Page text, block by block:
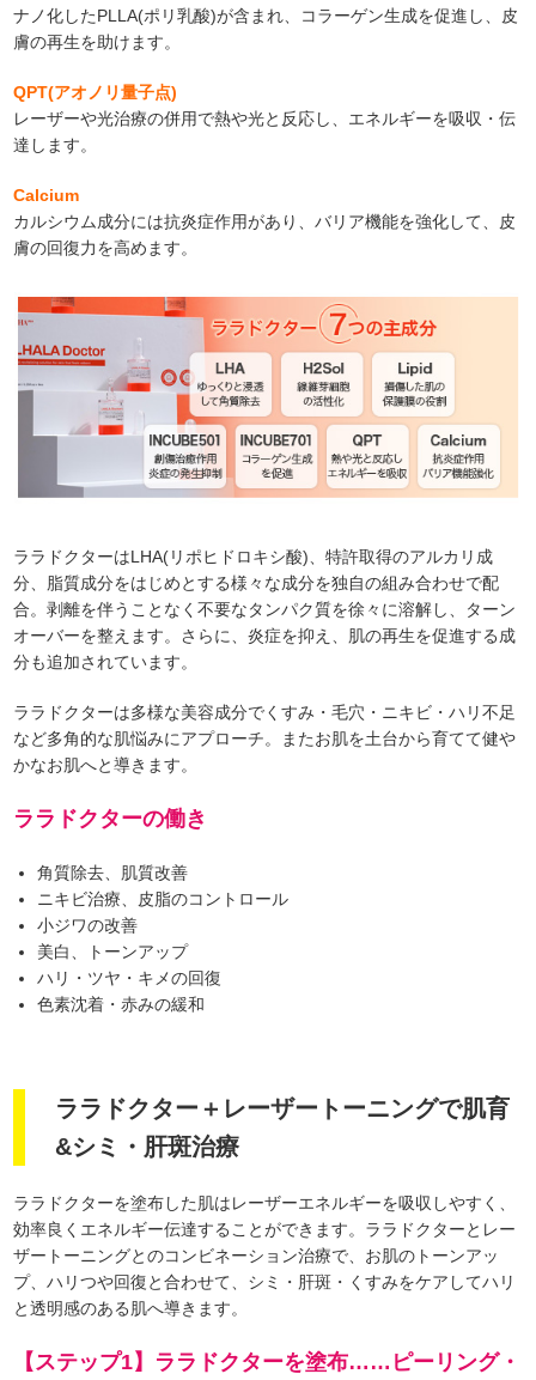
ナノ化したPLLA(ポリ乳酸)が含まれ、コラーゲン生成を促進し、皮
膚の再生を助けます。
QPT(アオノリ量子点)
レーザーや光治療の併用で熱や光と反応し、エネルギーを吸収・伝
達します。
Calcium
カルシウム成分には抗炎症作用があり、バリア機能を強化して、皮
膚の回復力を高めます。
ララドクターはLHA(リポヒドロキシ酸)、特許取得のアルカリ成
分、脂質成分をはじめとする様々な成分を独自の組み合わせで配
合。剥離を伴うことなく不要なタンパク質を徐々に溶解し、ターン
オーバーを整えます。さらに、炎症を抑え、肌の再生を促進する成
分も追加されています。
ララドクターは多様な美容成分でくすみ・毛穴・ニキビ・ハリ不足
など多角的な肌悩みにアプローチ。またお肌を土台から育てて健や
かなお肌へと導きます。
ララドクターの働き
角質除去、肌質改善
ニキビ治療、皮脂のコントロール
小ジワの改善
美白、トーンアップ
ハリ・ツヤ・キメの回復
色素沈着・赤みの緩和
ララドクター＋レーザートーニングで肌育
&シミ・肝斑治療
ララドクターを塗布した肌はレーザーエネルギーを吸収しやすく、
効率良くエネルギー伝達することができます。ララドクターとレー
ザートーニングとのコンビネーション治療で、お肌のトーンアッ
プ、ハリつや回復と合わせて、シミ・肝斑・くすみをケアしてハリ
と透明感のある肌へ導きます。
【ステップ1】ララドクターを塗布……ピーリング・